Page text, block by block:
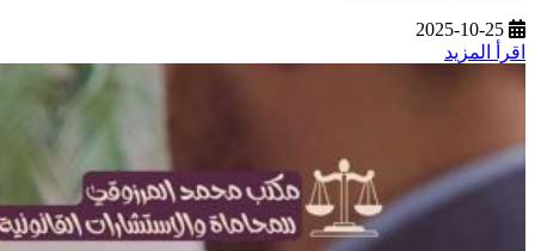
2025-10-25
اقرأ المزيد